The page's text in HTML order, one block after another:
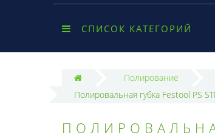
СПИСОК КАТЕГОРИЙ
Полирование
Полировальная губка Festool PS